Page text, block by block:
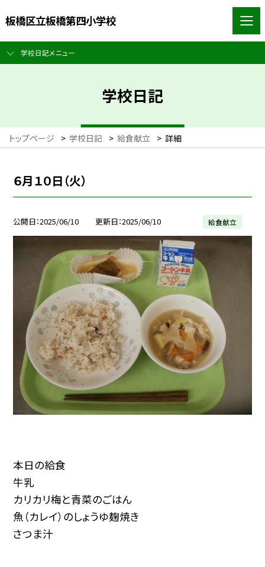
板橋区立板橋第四小学校
学校日記メニュー
学校日記
トップページ > 学校日記 > 給食献立 > 詳細
６月１０日（火）
公開日 2025/06/10 更新日 2025/06/10 給食献立
本日の給食
牛乳
カリカリ梅と青菜のごはん
魚（カレイ）のしょうゆ麹焼き
さつま汁